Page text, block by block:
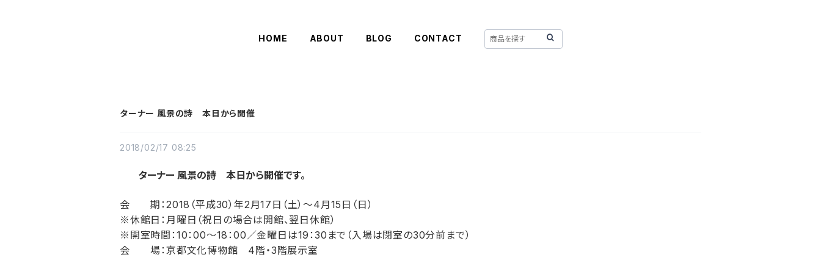
HOME ABOUT BLOG CONTACT
ターナー 風景の詩 本日から開催
2018/02/17 08:25
ターナー 風景の詩 本日から開催です。
会 期：2018（平成30）年2月17日（土）〜4月15日（日）
※休館日：月曜日（祝日の場合は開館、翌日休館）
※開室時間：10：00～18：00／金曜日は19：30まで（入場は閉室の30分前まで）
会 場：京都文化博物館 4階・3階展示室